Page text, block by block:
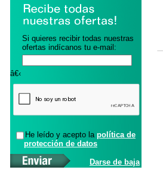
Si quieres recibir todas nuestras
ofertas indícanos tu e-mail:
â€‹
He leído y acepto la política de
protección de datos
Darse de baja